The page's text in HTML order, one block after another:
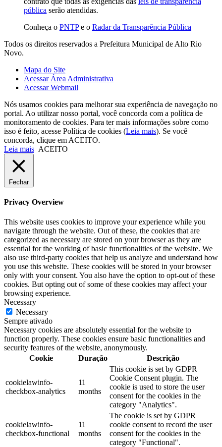
pública serão atendidas.
Conheça o PNTPe o Radar da Transparência Pública
Todos os direitos reservados a Prefeitura Municipal de Alto Rio
Novo.
Mapa do Site
Acessar Área Administrativa
Acessar Webmail
Nós usamos cookies para melhorar sua experiência de navegação no
portal. Ao utilizar nosso portal, você concorda com a política de
monitoramento de cookies. Para ter mais informações sobre como
isso é feito, acesse Política de cookies (Leia mais). Se você
concorda, clique em ACEITO.
Leia mais ACEITO
Fechar
Privacy Overview
This website uses cookies to improve your experience while you
navigate through the website. Out of these, the cookies that are
categorized as necessary are stored on your browser as they are
essential for the working of basic functionalities of the website. We
also use third-party cookies that help us analyze and understand how
you use this website. These cookies will be stored in your browser
only with your consent. You also have the option to opt-out of these
cookies. But opting out of some of these cookies may affect your
browsing experience.
Necessary
Necessary
Sempre ativado
Necessary cookies are absolutely essential for the website to
function properly. These cookies ensure basic functionalities and
security features of the website, anonymously.
Cookie
Duração Descrição
cookielawinfo-
checkbox-analytics
11
months
This cookie is set by GDPR
Cookie Consent plugin. The
cookie is used to store the user
consent for the cookies in the
category "Analytics".
cookielawinfo-
checkbox-functional
11
months
The cookie is set by GDPR
cookie consent to record the user
consent for the cookies in the
category "Functional".